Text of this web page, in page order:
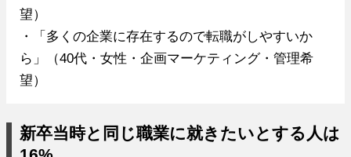
望）
・「多くの企業に存在するので転職がしやすいか
ら」（40代・女性・企画マーケティング・管理希
望）
新卒当時と同じ職業に就きたいとする人は